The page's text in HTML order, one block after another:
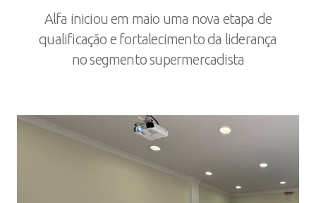
Alfa iniciou em maio uma nova etapa de
qualificação e fortalecimento da liderança
no segmento supermercadista